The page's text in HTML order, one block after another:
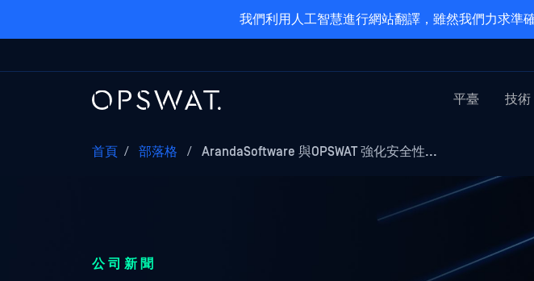
我們利用人工智慧進行網站翻譯，雖然我們力求準
平臺 技術
首頁 / 部落格 / ArandaSoftware 與OPSWAT 強化安全性...
公司新聞